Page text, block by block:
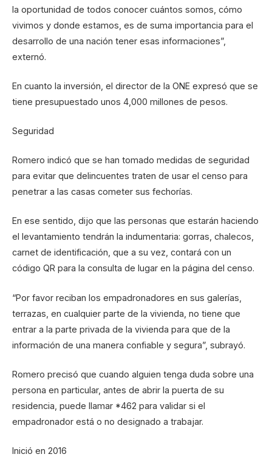
la oportunidad de todos conocer cuántos somos, cómo
vivimos y donde estamos, es de suma importancia para el
desarrollo de una nación tener esas informaciones”,
externó.
En cuanto la inversión, el director de la ONE expresó que se
tiene presupuestado unos 4,000 millones de pesos.
Seguridad
Romero indicó que se han tomado medidas de seguridad
para evitar que delincuentes traten de usar el censo para
penetrar a las casas cometer sus fechorías.
En ese sentido, dijo que las personas que estarán haciendo
el levantamiento tendrán la indumentaria: gorras, chalecos,
carnet de identificación, que a su vez, contará con un
código QR para la consulta de lugar en la página del censo.
“Por favor reciban los empadronadores en sus galerías,
terrazas, en cualquier parte de la vivienda, no tiene que
entrar a la parte privada de la vivienda para que de la
información de una manera confiable y segura”, subrayó.
Romero precisó que cuando alguien tenga duda sobre una
persona en particular, antes de abrir la puerta de su
residencia, puede llamar *462 para validar si el
empadronador está o no designado a trabajar.
Inició en 2016